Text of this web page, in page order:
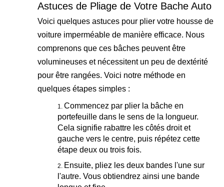
Astuces de Pliage de Votre Bache Auto
Voici quelques astuces pour plier votre housse de
voiture imperméable de manière efficace. Nous
comprenons que ces bâches peuvent être
volumineuses et nécessitent un peu de dextérité
pour être rangées. Voici notre méthode en
quelques étapes simples :
Commencez par plier la bâche en
portefeuille dans le sens de la longueur.
Cela signifie rabattre les côtés droit et
gauche vers le centre, puis répétez cette
étape deux ou trois fois.
Ensuite, pliez les deux bandes l'une sur
l'autre. Vous obtiendrez ainsi une bande